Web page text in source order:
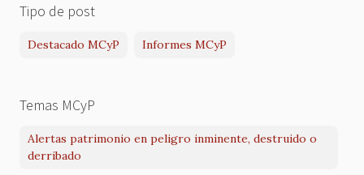
Tipo de post
Destacado MCyP Informes MCyP
Temas MCyP
Alertas patrimonio en peligro inminente, destruido o
derribado